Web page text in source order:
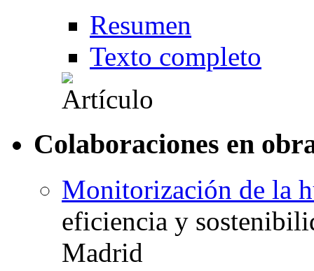
Resumen
Texto completo
Colaboraciones en
Monitorización de la
eficiencia y
Madrid